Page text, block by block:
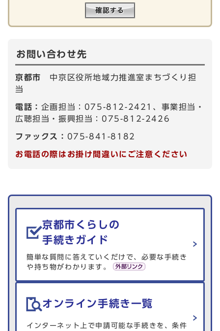
お問い合わせ先
京都市 中京区役所地域力推進室まちづくり担
当
電話： 企画担当：075-812-2421、事業担当・
広聴担当・振興担当：075-812-2426
ファックス： 075-841-8182
お電話の際はお掛け間違いにご注意ください
生活情報を探す
京都市くらしの
手続きガイド
簡単な質問に答えていくだけで、必要な手続き
や持ち物がわかります。
オンライン手続き一覧
インターネット上で申請可能な手続きを、条件